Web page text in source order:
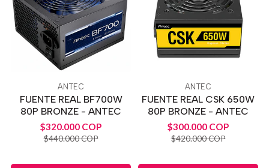
ANTEC
FUENTE REAL BF700W
80P BRONZE - ANTEC
$320.000 COP
$440.000 COP
ANTEC
FUENTE REAL CSK 650W
80P BRONZE - ANTEC
$300.000 COP
$420.000 COP